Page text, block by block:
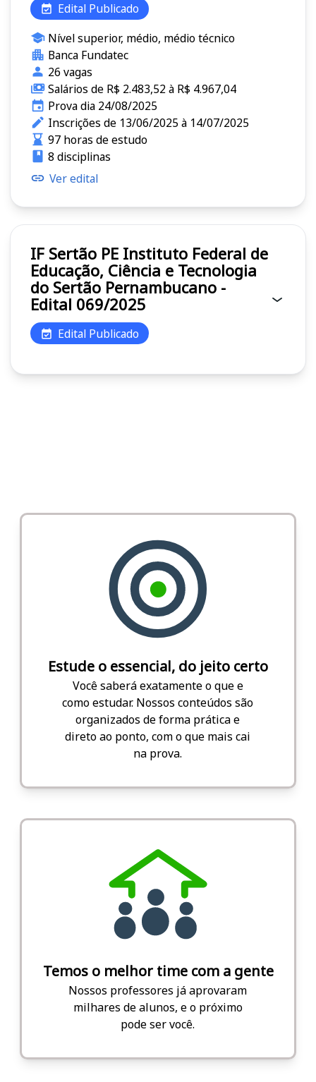
Edital Publicado
Nível superior, médio, médio técnico
Banca Fundatec
26 vagas
Salários de R$ 2.483,52 à R$ 4.967,04
Prova dia 24/08/2025
Inscrições de 13/06/2025 à 14/07/2025
97 horas de estudo
8 disciplinas
Ver edital
IF Sertão PE Instituto Federal de
Educação, Ciência e Tecnologia
do Sertão Pernambucano -
Edital 069/2025
Edital Publicado
Estude o essencial, do jeito certo
Você saberá exatamente o que e
como estudar. Nossos conteúdos são
organizados de forma prática e
direto ao ponto, com o que mais cai
na prova.
Temos o melhor time com a gente
Nossos professores já aprovaram
milhares de alunos, e o próximo
pode ser você.